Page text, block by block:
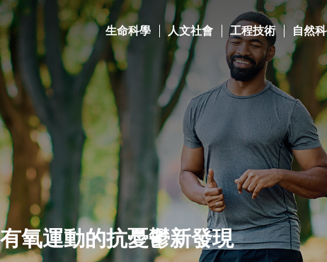
生命科學 人文社會 工程技術 自然
氧運動的抗憂鬱新發現